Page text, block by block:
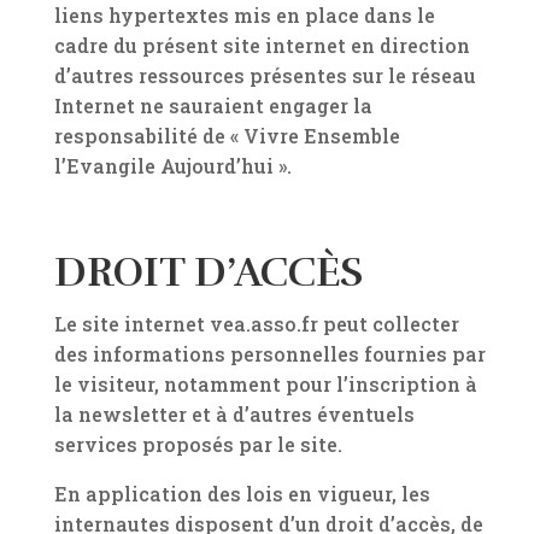
liens hypertextes mis en place dans le
cadre du présent site internet en direction
d’autres ressources présentes sur le réseau
Internet ne sauraient engager la
responsabilité de « Vivre Ensemble
l’Evangile Aujourd’hui ».
DROIT D’ACCÈS
Le site internet vea.asso.fr peut collecter
des informations personnelles fournies par
le visiteur, notamment pour l’inscription à
la newsletter et à d’autres éventuels
services proposés par le site.
En application des lois en vigueur, les
internautes disposent d’un droit d’accès, de